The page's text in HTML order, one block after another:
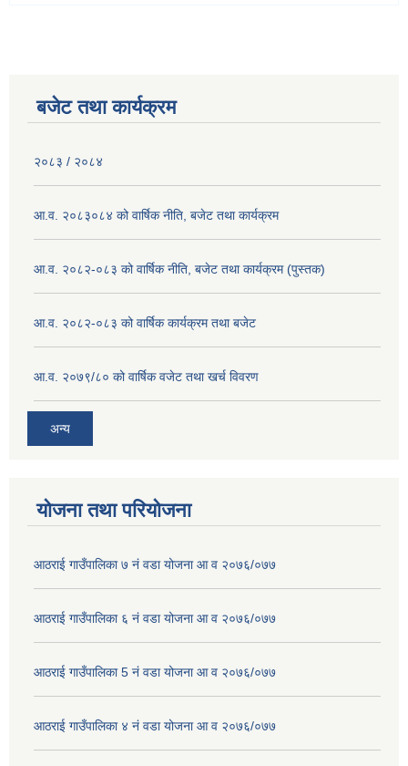
बजेट तथा कार्यक्रम
२०८३ / २०८४
आ.व. २०८३०८४ को वार्षिक नीति, बजेट तथा कार्यक्रम
आ.व. २०८२-०८३ को वार्षिक नीति, बजेट तथा कार्यक्रम (पुस्तक)
आ.व. २०८२-०८३ को वार्षिक कार्यक्रम तथा बजेट
आ.व. २०७९/८० को वार्षिक वजेट तथा खर्च विवरण
अन्य
योजना तथा परियोजना
आठराई गाउँपालिका ७ नं वडा योजना आ व २०७६/०७७
आठराई गाउँपालिका ६ नं वडा योजना आ व २०७६/०७७
आठराई गाउँपालिका 5 नं वडा योजना आ व २०७६/०७७
आठराई गाउँपालिका ४ नं वडा योजना आ व २०७६/०७७